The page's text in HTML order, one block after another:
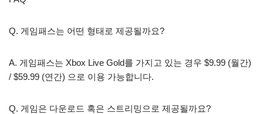
Q. 게임패스는 어떤 형태로 제공될까요?
A. 게임패스는 Xbox Live Gold를 가지고 있는 경우 $9.99 (월간)
/ $59.99 (연간) 으로 이용 가능합니다.
Q. 게임은 다운로드 혹은 스트리밍으로 제공될까요?